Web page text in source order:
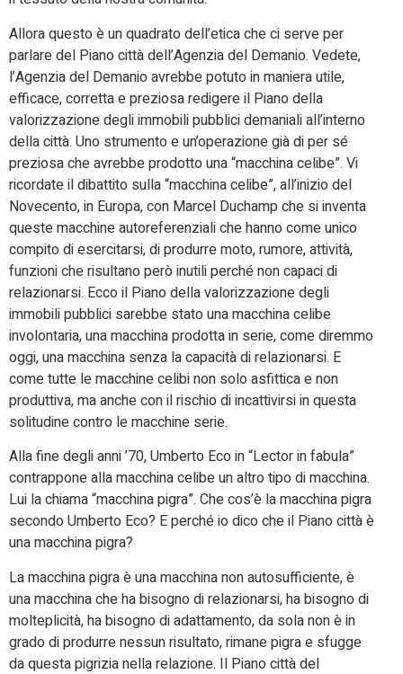
Allora questo è un quadrato dell’etica che ci serve per
parlare del Piano città dell’Agenzia del Demanio. Vedete,
l’Agenzia del Demanio avrebbe potuto in maniera utile,
efficace, corretta e preziosa redigere il Piano della
valorizzazione degli immobili pubblici demaniali all’interno
della città. Uno strumento e un’operazione già di per sé
preziosa che avrebbe prodotto una “macchina celibe”. Vi
ricordate il dibattito sulla “macchina celibe”, all’inizio del
Novecento, in Europa, con Marcel Duchamp che si inventa
queste macchine autoreferenziali che hanno come unico
compito di esercitarsi, di produrre moto, rumore, attività,
funzioni che risultano però inutili perché non capaci di
relazionarsi. Ecco il Piano della valorizzazione degli
immobili pubblici sarebbe stato una macchina celibe
involontaria, una macchina prodotta in serie, come diremmo
oggi, una macchina senza la capacità di relazionarsi. E
come tutte le macchine celibi non solo asfittica e non
produttiva, ma anche con il rischio di incattivirsi in questa
solitudine contro le macchine serie.
Alla fine degli anni ’70, Umberto Eco in “Lector in fabula”
contrappone alla macchina celibe un altro tipo di macchina.
Lui la chiama “macchina pigra”. Che cos’è la macchina pigra
secondo Umberto Eco? E perché io dico che il Piano città è
una macchina pigra?
La macchina pigra è una macchina non autosufficiente, è
una macchina che ha bisogno di relazionarsi, ha bisogno di
molteplicità, ha bisogno di adattamento, da sola non è in
grado di produrre nessun risultato, rimane pigra e sfugge
da questa pigrizia nella relazione. Il Piano città del